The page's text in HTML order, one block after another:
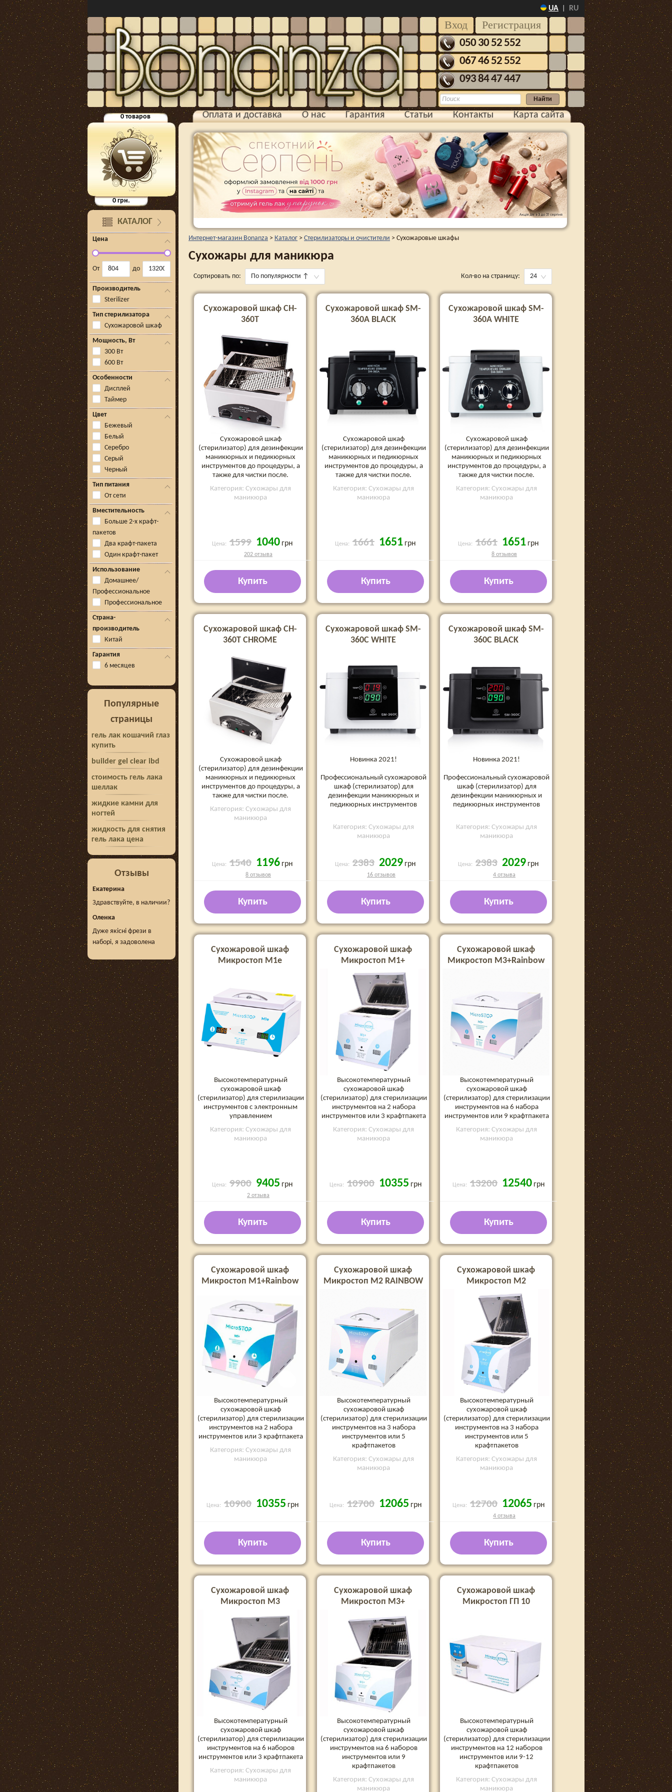
UA RU
Регистрация
Вход
050 30 52 552
067 46 52 552
093 84 47 447
0товаров
0грн.
КАТАЛОГ
Цена
От до
Производитель
Sterilizer
Тип стерилизатора
Сухожаровой шкаф
Мощность, Вт
300 Вт
600 Вт
Особенности
Дисплей
Таймер
Цвет
Бежевый
Белый
Серебро
Серый
Черный
Тип питания
От сети
Вместительность
Больше 2-х крафт-
пакетов
Два крафт-пакета
Один крафт-пакет
Использование
Домашнее/
Профессиональное
Профессиональное
Страна-
производитель
Китай
Гарантия
6 месяцев
Популярные
страницы
гель лак кошачий глаз
купить
builder gel clear ibd
стоимость гель лака
шеллак
жидкие камни для
ногтей
жидкость для снятия
гель лака цена
Отзывы
Екатерина
Здравствуйте, в наличии?
Оленка
Дуже якісні фрези в
наборі, я задоволена
Оплата и доставка О нас Гарантия Статьи Контакты Карта сайта
Интернет-магазин Bonanza > Каталог > Стерилизаторы и очистители > Сухожаровые шкафы
Сухожары для маникюра
Сортировать по: По популярности ↑ Кол-во на страницу: 24
Сухожаровой шкаф CH-
360T
Сухожаровой шкаф
(стерилизатор) для дезинфекции
маникюрных и педикюрных
инструментов до процедуры, а
также для чистки после.
Категория: Сухожары для
маникюра
Цена: 1599 1040 грн
202 отзыва
Купить
Сухожаровой шкаф SM-
360A BLACK
Сухожаровой шкаф
(стерилизатор) для дезинфекции
маникюрных и педикюрных
инструментов до процедуры, а
также для чистки после.
Категория: Сухожары для
маникюра
Цена: 1661 1651 грн
Купить
Сухожаровой шкаф SM-
360A WHITE
Сухожаровой шкаф
(стерилизатор) для дезинфекции
маникюрных и педикюрных
инструментов до процедуры, а
также для чистки после.
Категория: Сухожары для
маникюра
Цена: 1661 1651 грн
8 отзывов
Купить
Сухожаровой шкаф CH-
360T CHROME
Сухожаровой шкаф
(стерилизатор) для дезинфекции
маникюрных и педикюрных
инструментов до процедуры, а
также для чистки после.
Категория: Сухожары для
маникюра
Цена: 1540 1196 грн
8 отзывов
Купить
Сухожаровой шкаф SM-
360C WHITE
Новинка 2021!
Профессиональный сухожаровой
шкаф (стерилизатор) для
дезинфекции маникюрных и
педикюрных инструментов
Категория: Сухожары для
маникюра
Цена: 2383 2029 грн
16 отзывов
Купить
Сухожаровой шкаф SM-
360C BLACK
Новинка 2021!
Профессиональный сухожаровой
шкаф (стерилизатор) для
дезинфекции маникюрных и
педикюрных инструментов
Категория: Сухожары для
маникюра
Цена: 2383 2029 грн
4 отзыва
Купить
Сухожаровой шкаф
Микростоп М1е
Высокотемпературный
сухожаровой шкаф
(стерилизатор) для стерилизации
инструментов с электронным
управлением
Категория: Сухожары для
маникюра
Цена: 9900 9405 грн
2 отзыва
Купить
Сухожаровой шкаф
Микростоп М1+
Высокотемпературный
сухожаровой шкаф
(стерилизатор) для стерилизации
инструментов на 2 набора
инструментов или 3 крафтпакета
Категория: Сухожары для
маникюра
Цена: 10900 10355 грн
Купить
Сухожаровой шкаф
Микростоп М3+Rainbow
Высокотемпературный
сухожаровой шкаф
(стерилизатор) для стерилизации
инструментов на 6 набора
инструментов или 9 крафтпакета
Категория: Сухожары для
маникюра
Цена: 13200 12540 грн
Купить
Сухожаровой шкаф
Микростоп М1+Rainbow
Высокотемпературный
сухожаровой шкаф
(стерилизатор) для стерилизации
инструментов на 2 набора
инструментов или 3 крафтпакета
Категория: Сухожары для
маникюра
Цена: 10900 10355 грн
Купить
Сухожаровой шкаф
Микростоп М2 RAINBOW
Высокотемпературный
сухожаровой шкаф
(стерилизатор) для стерилизации
инструментов на 3 набора
инструментов или 5
крафтпакетов
Категория: Сухожары для
маникюра
Цена: 12700 12065 грн
Купить
Сухожаровой шкаф
Микростоп М2
Высокотемпературный
сухожаровой шкаф
(стерилизатор) для стерилизации
инструментов на 3 набора
инструментов или 5
крафтпакетов
Категория: Сухожары для
маникюра
Цена: 12700 12065 грн
4 отзыва
Купить
Сухожаровой шкаф
Микростоп М3
Высокотемпературный
сухожаровой шкаф
(стерилизатор) для стерилизации
инструментов на 6 наборов
инструментов или 3 крафтпакета
Категория: Сухожары для
маникюра
Сухожаровой шкаф
Микростоп М3+
Высокотемпературный
сухожаровой шкаф
(стерилизатор) для стерилизации
инструментов на 6 наборов
инструментов или 9
крафтпакетов
Категория: Сухожары для
маникюра
Сухожаровой шкаф
Микростоп ГП 10
Высокотемпературный
сухожаровой шкаф
(стерилизатор) для стерилизации
инструментов на 12 наборов
инструментов или 9-12
крафтпакетов
Категория: Сухожары для
маникюра